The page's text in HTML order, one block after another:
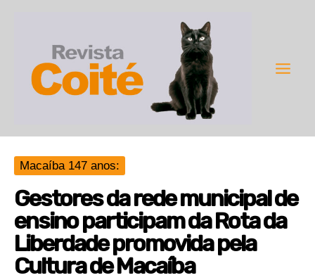
conteúdo
Macaíba 147 anos:
Gestores da rede municipal de
ensino participam da Rota da
Liberdade promovida pela
Cultura de Macaíba